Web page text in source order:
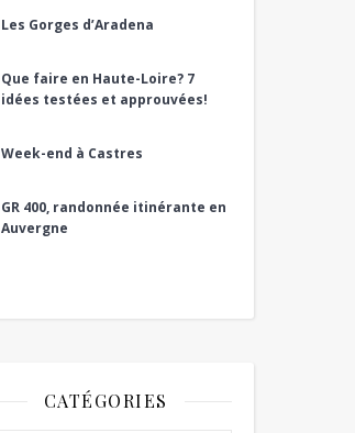
Les Gorges d’Aradena
Que faire en Haute-Loire? 7
idées testées et approuvées!
Week-end à Castres
GR 400, randonnée itinérante en
Auvergne
CATÉGORIES